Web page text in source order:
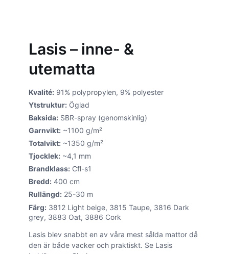
Lasis – inne- &
utematta
Kvalité: 91% polypropylen, 9% polyester
Ytstruktur: Öglad
Baksida: SBR-spray (genomskinlig)
Garnvikt: ~1100 g/m²
Totalvikt: ~1350 g/m²
Tjocklek: ~4,1 mm
Brandklass: Cfl-s1
Bredd: 400 cm
Rullängd: 25-30 m
Färg: 3812 Light beige, 3815 Taupe, 3816 Dark
grey, 3883 Oat, 3886 Cork
Lasis blev snabbt en av våra mest sålda mattor då
den är både vacker och praktiskt. Se Lasis